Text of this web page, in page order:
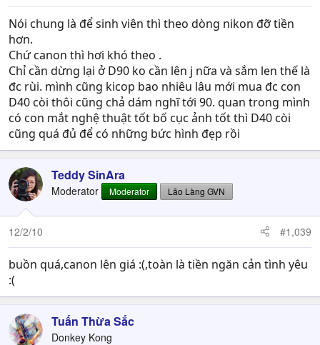
D80, D90 với giá hiện giờ cũng ko phải là những máy
"trên trời" với SV đâu :) bản thân mình là SV năm 2, mình
có đi làm thêm và mình mua máy, mua lens bằng tiền
của mình. Cơ bản thích thì cố gắng dành dụm thôi ^^
Nói chung là để sinh viên thì theo dòng nikon đỡ tiền
hơn.
Chứ canon thì hơi khó theo .
Chỉ cần dừng lại ở D90 ko cần lên j nữa và sắm len thế là
đc rùi. mình cũng kicop bao nhiêu lâu mới mua đc con
D40 còi thôi cũng chả dám nghĩ tới 90. quan trong mình
có con mắt nghệ thuật tốt bố cục ảnh tốt thì D40 còi
cũng quá đủ để có những bức hình đẹp rồi
Teddy SinAra
Moderator Moderator Lão Làng GVN
12/2/10 #1,039
buồn quá,canon lên giá :(,toàn là tiền ngăn cản tình yêu
:(
Tuấn Thừa Sắc
Donkey Kong